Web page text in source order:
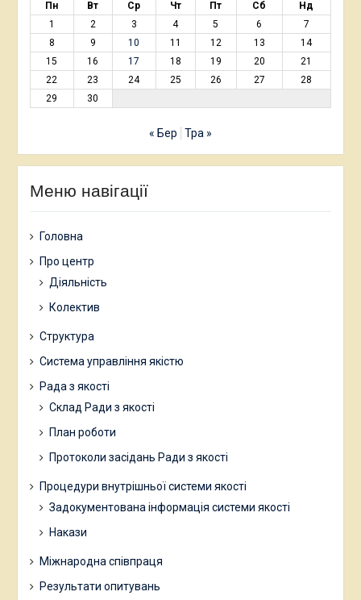
Пн Вт Ср Чт Пт Сб
Нд
1
2 3 4 5 6
7
8
9 10 11 12 13
14
15
16 17 18 19 20
21
22
23 24 25 26 27
28
29
30
« Бер Тра »
Меню навігації
Головна
Про центр
Діяльність
Колектив
Структура
Система управління якістю
Рада з якості
Склад Ради з якості
План роботи
Протоколи засідань Ради з якості
Процедури внутрішньої системи якості
Задокументована інформація системи якості
Накази
Міжнародна співпраця
Результати опитувань